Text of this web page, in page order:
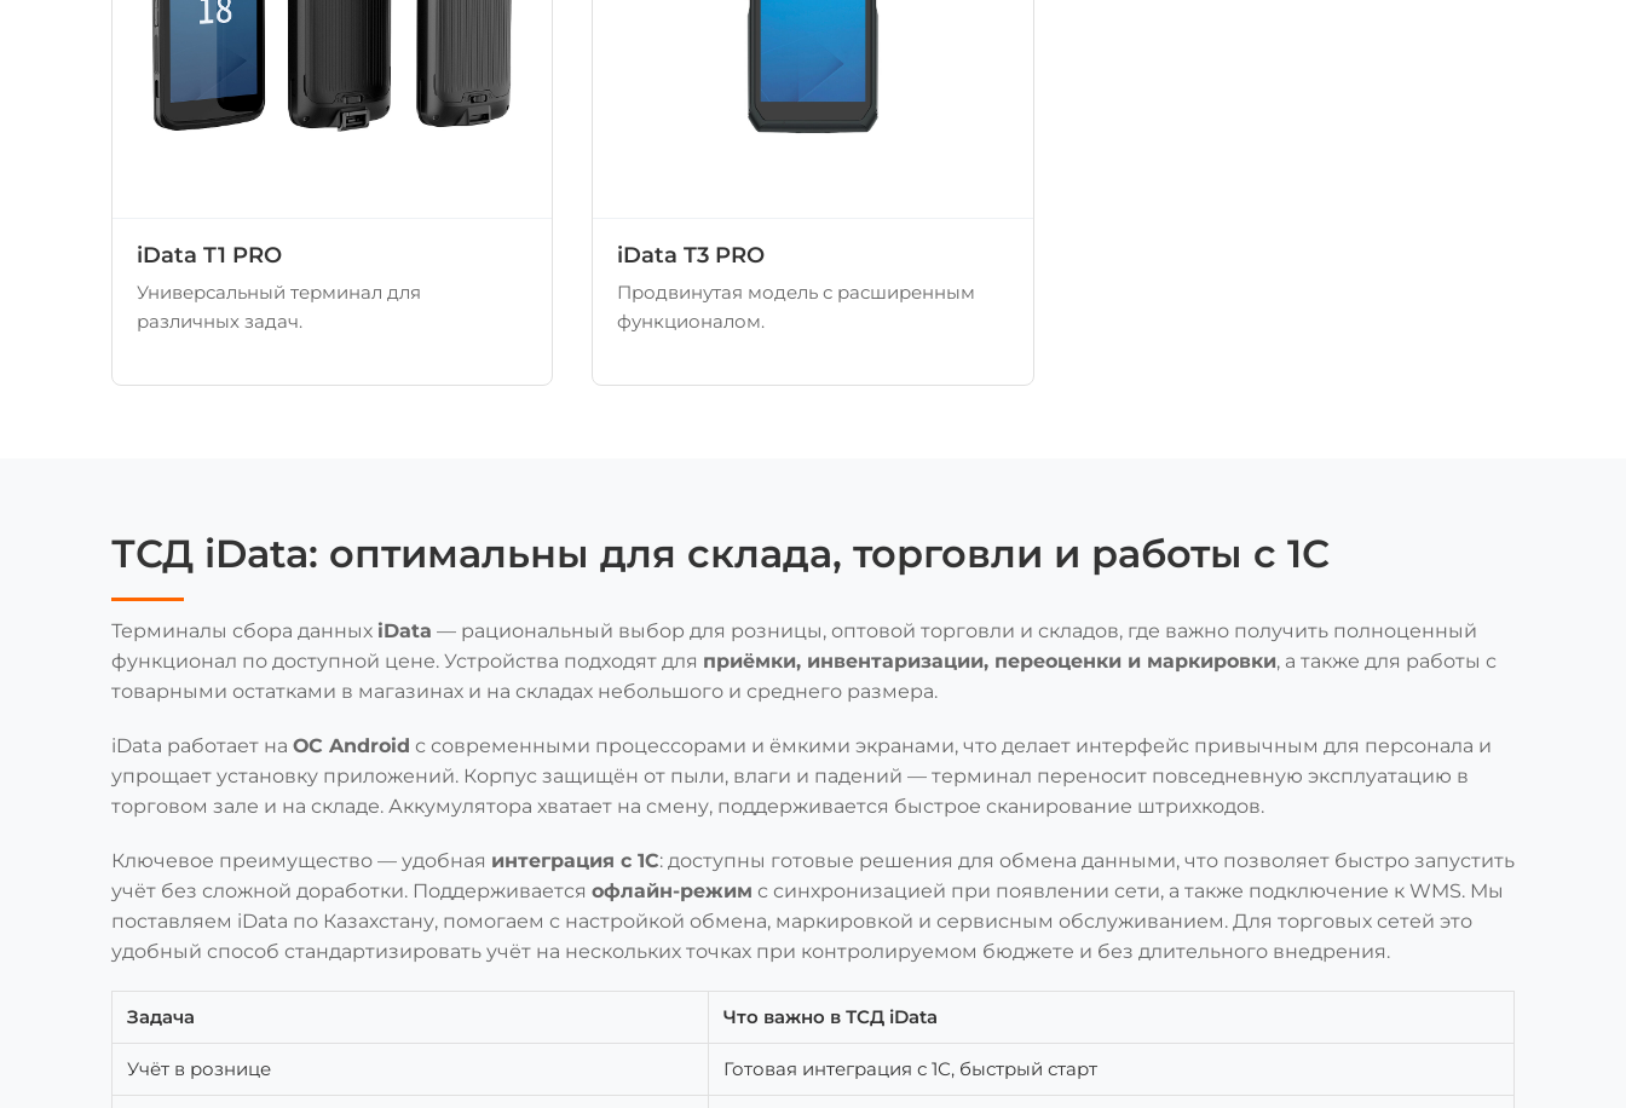
iData T1 PRO
Универсальный терминал для
различных задач.
iData T3 PRO
Продвинутая модель с расширенным
функционалом.
ТСД iData: оптимальны для склада, торговли и работы с 1С
Терминалы сбора данных iData — рациональный выбор для розницы, оптовой торговли и складов, где важно получить полноценный
функционал по доступной цене. Устройства подходят для приёмки, инвентаризации, переоценки и маркировки, а также для работы с
товарными остатками в магазинах и на складах небольшого и среднего размера.
iData работает на ОС Android с современными процессорами и ёмкими экранами, что делает интерфейс привычным для персонала и
упрощает установку приложений. Корпус защищён от пыли, влаги и падений — терминал переносит повседневную эксплуатацию в
торговом зале и на складе. Аккумулятора хватает на смену, поддерживается быстрое сканирование штрихкодов.
Ключевое преимущество — удобная интеграция с 1С: доступны готовые решения для обмена данными, что позволяет быстро запустить
учёт без сложной доработки. Поддерживается офлайн-режим с синхронизацией при появлении сети, а также подключение к WMS. Мы
поставляем iData по Казахстану, помогаем с настройкой обмена, маркировкой и сервисным обслуживанием. Для торговых сетей это
удобный способ стандартизировать учёт на нескольких точках при контролируемом бюджете и без длительного внедрения.
Задача Что важно в ТСД iData
Учёт в рознице Готовая интеграция с 1С, быстрый старт